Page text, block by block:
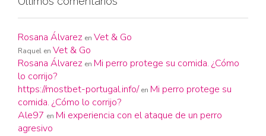
Rosana Álvarez en Vet & Go
Raquel en Vet & Go
Rosana Álvarez en Mi perro protege su comida. ¿Cómo
lo corrijo?
https://mostbet-portugal.info/ en Mi perro protege su
comida. ¿Cómo lo corrijo?
Ale97 en Mi experiencia con el ataque de un perro
agresivo